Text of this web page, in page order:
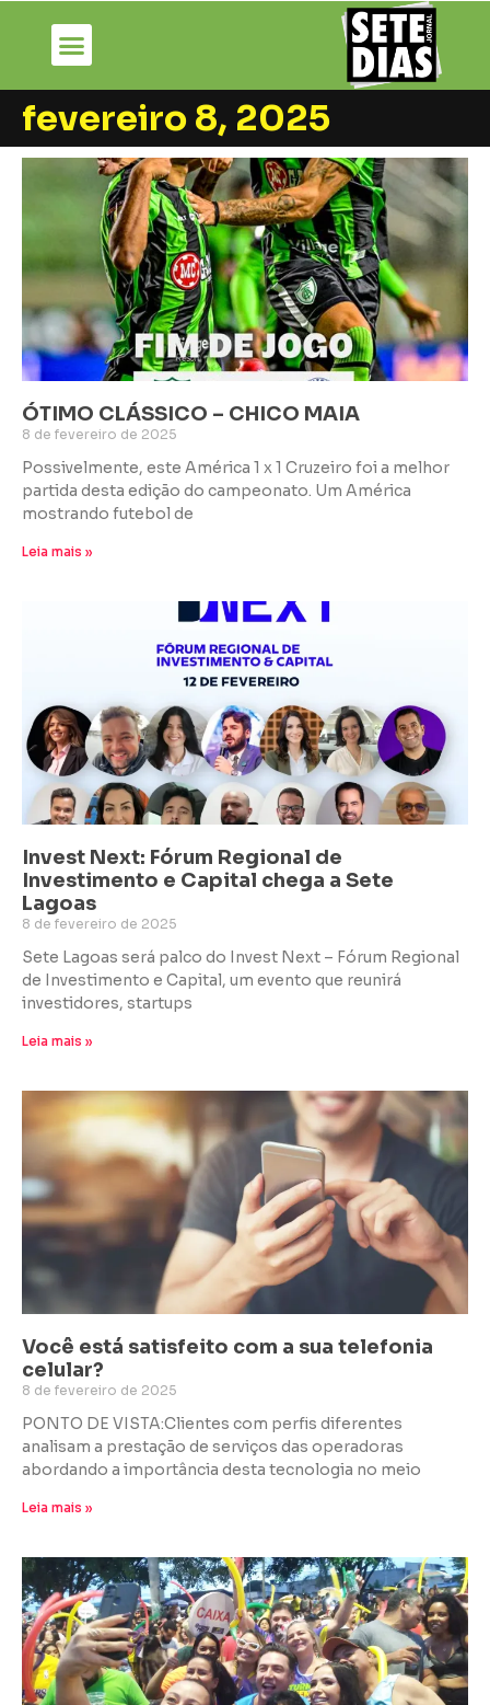
fevereiro 8, 2025
ÓTIMO CLÁSSICO – CHICO MAIA
8 de fevereiro de 2025
Possivelmente, este América 1 x 1 Cruzeiro foi a melhor
partida desta edição do campeonato. Um América
mostrando futebol de
Leia mais »
Invest Next: Fórum Regional de
Investimento e Capital chega a Sete
Lagoas
8 de fevereiro de 2025
Sete Lagoas será palco do Invest Next – Fórum Regional
de Investimento e Capital, um evento que reunirá
investidores, startups
Leia mais »
Você está satisfeito com a sua telefonia
celular?
8 de fevereiro de 2025
PONTO DE VISTA:Clientes com perfis diferentes
analisam a prestação de serviços das operadoras
abordando a importância desta tecnologia no meio
Leia mais »